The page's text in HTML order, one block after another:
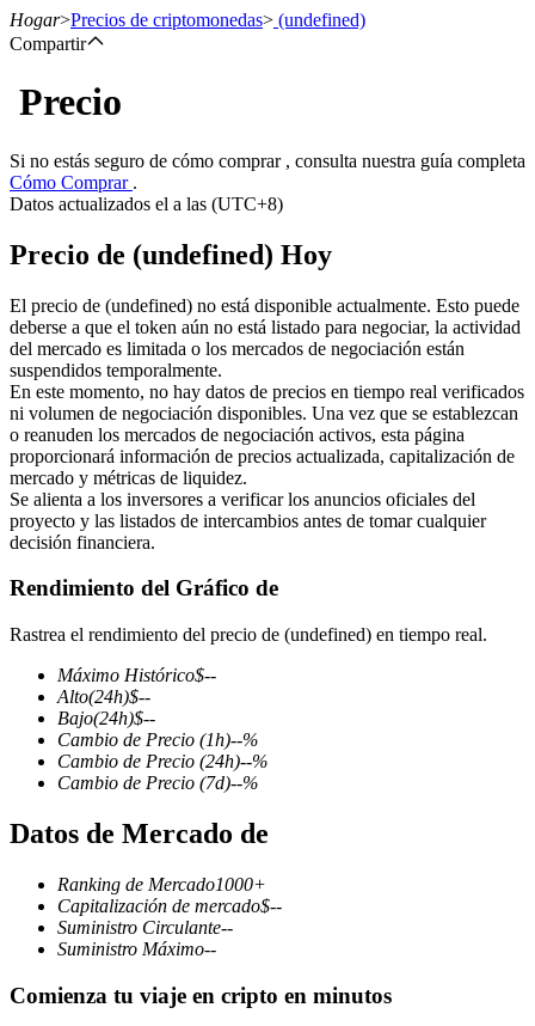
Futuros
Futuros del USDT
Futuros que utilizan USDT como garantía
Futuros COIN-M
Futuros de criptomonedas
TradFi
primas
Hogar>Precios de criptomonedas> (undefined)
Compartir
Precio
Si no estás seguro de cómo comprar , consulta nuestra guía completa
Cómo Comprar .
Datos actualizados el a las (UTC+8)
Precio de (undefined) Hoy
El precio de (undefined) no está disponible actualmente. Esto puede
deberse a que el token aún no está listado para negociar, la actividad
del mercado es limitada o los mercados de negociación están
suspendidos temporalmente.
En este momento, no hay datos de precios en tiempo real verificados
ni volumen de negociación disponibles. Una vez que se establezcan
o reanuden los mercados de negociación activos, esta página
proporcionará información de precios actualizada, capitalización de
mercado y métricas de liquidez.
Se alienta a los inversores a verificar los anuncios oficiales del
proyecto y las listados de intercambios antes de tomar cualquier
decisión financiera.
Rendimiento del Gráfico de
Rastrea el rendimiento del precio de (undefined) en tiempo real.
Máximo Histórico$--
Alto(24h)$--
Bajo(24h)$--
Cambio de Precio (1h)--%
Cambio de Precio (24h)--%
Cambio de Precio (7d)--%
Datos de Mercado de
Ranking de Mercado1000+
Capitalización de mercado$--
Suministro Circulante--
Suministro Máximo--
Comienza tu viaje en cripto en minutos